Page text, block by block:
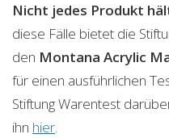
Nicht jedes Produkt
diese Fälle bietet die
den Montana Acrylic
für einen ausführlichen
Stiftung Warentest
ihn hier.